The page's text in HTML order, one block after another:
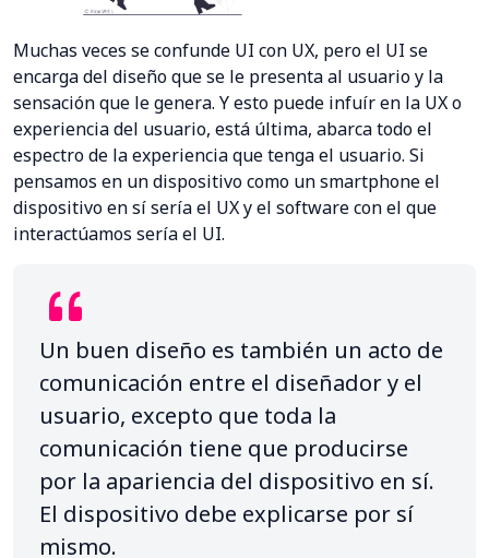
Muchas veces se confunde UI con UX, pero el UI se
encarga del diseño que se le presenta al usuario y la
sensación que le genera. Y esto puede infuír en la UX o
experiencia del usuario, está última, abarca todo el
espectro de la experiencia que tenga el usuario. Si
pensamos en un dispositivo como un smartphone el
dispositivo en sí sería el UX y el software con el que
interactúamos sería el UI.
Un buen diseño es también un acto de
comunicación entre el diseñador y el
usuario, excepto que toda la
comunicación tiene que producirse
por la apariencia del dispositivo en sí.
El dispositivo debe explicarse por sí
mismo.